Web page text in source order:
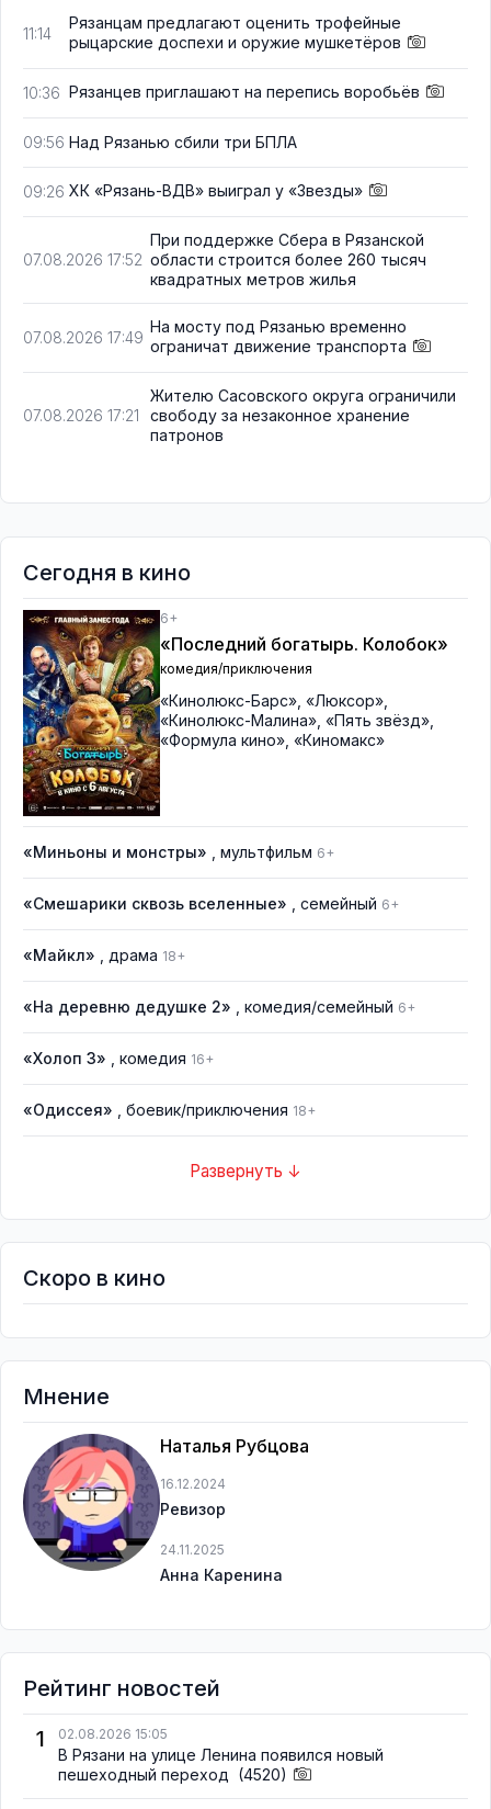
11:14
Рязанцам предлагают оценить трофейные
рыцарские доспехи и оружие мушкетёров
10:36 Рязанцев приглашают на перепись воробьёв
09:56 Над Рязанью сбили три БПЛА
09:26 ХК «Рязань-ВДВ» выиграл у «Звезды»
07.08.2026 17:52
При поддержке Сбера в Рязанской
области строится более 260 тысяч
квадратных метров жилья
07.08.2026 17:49
На мосту под Рязанью временно
ограничат движение транспорта
07.08.2026 17:21
Жителю Сасовского округа ограничили
свободу за незаконное хранение
патронов
Сегодня в кино
6+
«Последний богатырь. Колобок»
комедия/приключения
«Кинолюкс-Барс» «Люксор»
«Кинолюкс-Малина» «Пять звёзд»
«Формула кино» «Киномакс»
«Миньоны и монстры» , мультфильм 6+
«Смешарики сквозь вселенные» , семейный 6+
«Майкл» , драма 18+
«На деревню дедушке 2» , комедия/семейный 6+
«Холоп 3» , комедия 16+
«Одиссея» , боевик/приключения 18+
Развернуть ↓
Скоро в кино
Мнение
Наталья Рубцова
16.12.2024
Ревизор
24.11.2025
Анна Каренина
Рейтинг новостей
1
02.08.2026 15:05
В Рязани на улице Ленина появился новый
пешеходный переход (4520)